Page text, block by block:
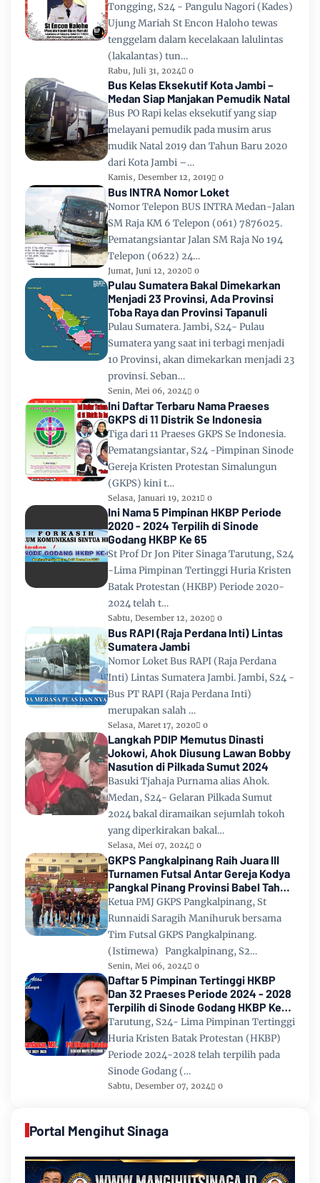
Tongging, S24 - Pangulu Nagori (Kades)
Ujung Mariah St Encon Haloho tewas
tenggelam dalam kecelakaan lalulintas
(lakalantas) tun…
Rabu, Juli 31, 2024 0
Bus Kelas Eksekutif Kota Jambi –
Medan Siap Manjakan Pemudik Natal
Bus PO Rapi kelas eksekutif yang siap
melayani pemudik pada musim arus
mudik Natal 2019 dan Tahun Baru 2020
dari Kota Jambi –…
Kamis, Desember 12, 2019 0
Bus INTRA Nomor Loket
Nomor Telepon BUS INTRA Medan-Jalan
SM Raja KM 6 Telepon (061) 7876025.
Pematangsiantar Jalan SM Raja No 194
Telepon (0622) 24…
Jumat, Juni 12, 2020 0
Pulau Sumatera Bakal Dimekarkan
Menjadi 23 Provinsi, Ada Provinsi
Toba Raya dan Provinsi Tapanuli
Pulau Sumatera. Jambi, S24- Pulau
Sumatera yang saat ini terbagi menjadi
10 Provinsi, akan dimekarkan menjadi 23
provinsi. Seban…
Senin, Mei 06, 2024 0
Ini Daftar Terbaru Nama Praeses
GKPS di 11 Distrik Se Indonesia
Tiga dari 11 Praeses GKPS Se Indonesia.
Pematangsiantar, S24 -Pimpinan Sinode
Gereja Kristen Protestan Simalungun
(GKPS) kini t…
Selasa, Januari 19, 2021 0
Ini Nama 5 Pimpinan HKBP Periode
2020 - 2024 Terpilih di Sinode
Godang HKBP Ke 65
St Prof Dr Jon Piter Sinaga Tarutung, S24
-Lima Pimpinan Tertinggi Huria Kristen
Batak Protestan (HKBP) Periode 2020-
2024 telah t…
Sabtu, Desember 12, 2020 0
Bus RAPI (Raja Perdana Inti) Lintas
Sumatera Jambi
Nomor Loket Bus RAPI (Raja Perdana
Inti) Lintas Sumatera Jambi. Jambi, S24 -
Bus PT RAPI (Raja Perdana Inti)
merupakan salah …
Selasa, Maret 17, 2020 0
Langkah PDIP Memutus Dinasti
Jokowi, Ahok Diusung Lawan Bobby
Nasution di Pilkada Sumut 2024
Basuki Tjahaja Purnama alias Ahok.
Medan, S24- Gelaran Pilkada Sumut
2024 bakal diramaikan sejumlah tokoh
yang diperkirakan bakal…
Selasa, Mei 07, 2024 0
GKPS Pangkalpinang Raih Juara III
Turnamen Futsal Antar Gereja Kodya
Pangkal Pinang Provinsi Babel Tahun
2024
Ketua PMJ GKPS Pangkalpinang, St
Runnaidi Saragih Manihuruk bersama
Tim Futsal GKPS Pangkalpinang.
(Istimewa) Pangkalpinang, S2…
Senin, Mei 06, 2024 0
Daftar 5 Pimpinan Tertinggi HKBP
Dan 32 Praeses Periode 2024 - 2028
Terpilih di Sinode Godang HKBP Ke
67 Tahun 2024
Tarutung, S24- Lima Pimpinan Tertinggi
Huria Kristen Batak Protestan (HKBP)
Periode 2024-2028 telah terpilih pada
Sinode Godang (…
Sabtu, Desember 07, 2024 0
Portal Mengihut Sinaga